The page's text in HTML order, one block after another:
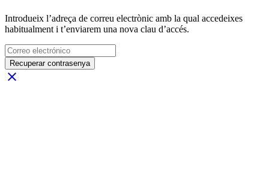
Introdueix l’adreça de correu electrònic amb la qual accedeixes
habitualment i t’enviarem una nova clau d’accés.
Recuperar contrasenya
close